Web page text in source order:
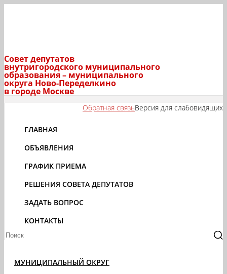
Совет депутатов
внутригородского муниципального
образования – муниципального
округа Ново-Переделкино
в городе Москве
Версия для слабовидящих
Обратная связь
ГЛАВНАЯ
ОБЪЯВЛЕНИЯ
ГРАФИК ПРИЕМА
РЕШЕНИЯ СОВЕТА ДЕПУТАТОВ
ЗАДАТЬ ВОПРОС
КОНТАКТЫ
МУНИЦИПАЛЬНЫЙ ОКРУГ